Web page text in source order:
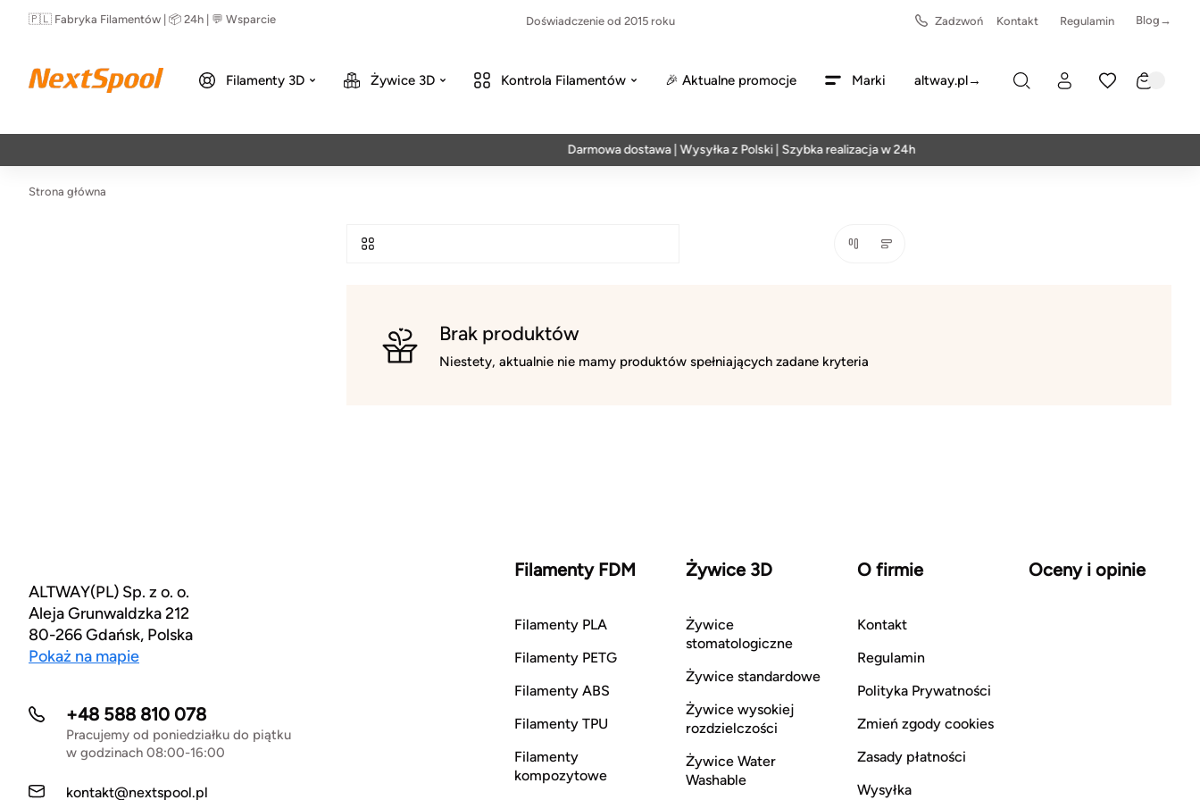
🇵🇱 Fabryka Filamentów | 📦 24h | 💬 Wsparcie Doświadczenie od 2015 roku Zadzwoń Kontakt Regulamin Blog→
Filamenty 3D Żywice 3D Kontrola Filamentów 🎉 Aktualne promocje Marki altway.pl→
Darmowa dostawa | Wysyłka z Polski | Szybka realizacja w 24h
Strona główna
Brak produktów
Niestety, aktualnie nie mamy produktów spełniających zadane kryteria
ALTWAY(PL) Sp. z o. o.
Aleja Grunwaldzka 212
80-266 Gdańsk, Polska
Pokaż na mapie
+48 588 810 078
Pracujemy od poniedziałku do piątku
w godzinach 08:00-16:00
kontakt@nextspool.pl
Filamenty FDM
Filamenty PLA
Filamenty PETG
Filamenty ABS
Filamenty TPU
Filamenty
kompozytowe
Żywice 3D
Żywice
stomatologiczne
Żywice standardowe
Żywice wysokiej
rozdzielczości
Żywice Water
Washable
O firmie
Kontakt
Regulamin
Polityka Prywatności
Zmień zgody cookies
Zasady płatności
Wysyłka
Oceny i opinie